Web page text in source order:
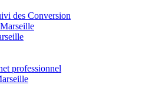
des Conversion
professionnel